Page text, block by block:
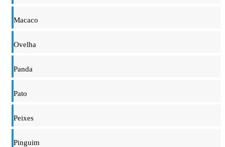
Macaco
Ovelha
Panda
Pato
Peixes
Pinguim